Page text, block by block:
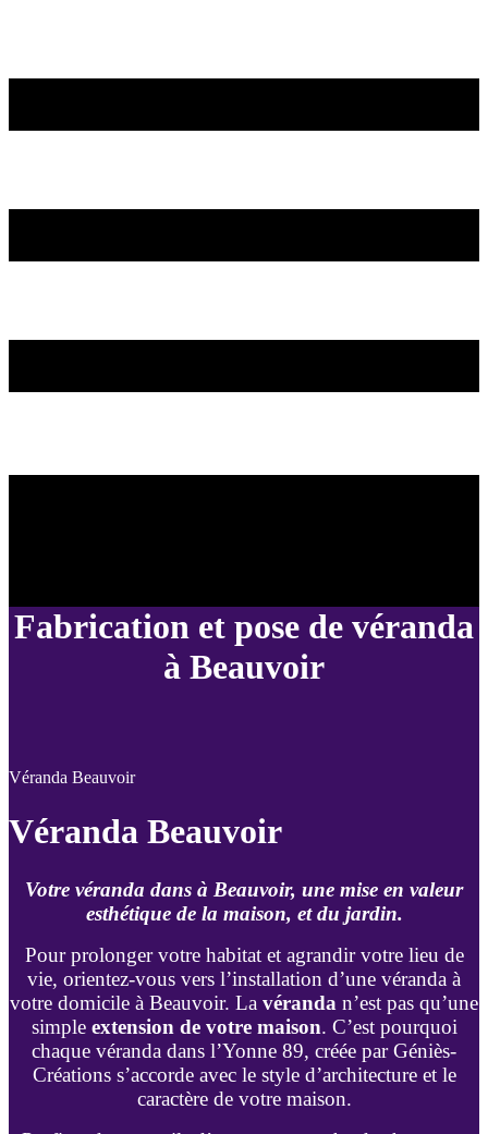
Fabrication et pose de véranda
à Beauvoir
Véranda Beauvoir
Véranda Beauvoir
Votre véranda dans à Beauvoir, une mise en valeur
esthétique de la maison, et du jardin.
Pour prolonger votre habitat et agrandir votre lieu de
vie, orientez-vous vers l’installation d’une véranda à
votre domicile à Beauvoir. La véranda n’est pas qu’une
simple extension de votre maison. C’est pourquoi
chaque véranda dans l’Yonne 89, créée par Géniès-
Créations s’accorde avec le style d’architecture et le
caractère de votre maison.